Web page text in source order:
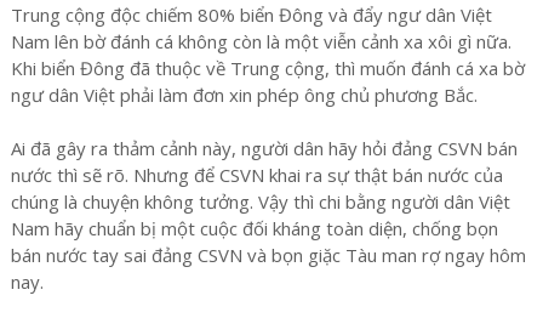
Trung cộng độc chiếm 80% biển Đông và đẩy ngư dân Việt
Nam lên bờ đánh cá không còn là một viễn cảnh xa xôi gì nữa.
Khi biển Đông đã thuộc về Trung cộng, thì muốn đánh cá xa bờ
ngư dân Việt phải làm đơn xin phép ông chủ phương Bắc.
Ai đã gây ra thảm cảnh này, người dân hãy hỏi đảng CSVN bán
nước thì sẽ rõ. Nhưng để CSVN khai ra sự thật bán nước của
chúng là chuyện không tưởng. Vậy thì chi bằng người dân Việt
Nam hãy chuẩn bị một cuộc đối kháng toàn diện, chống bọn
bán nước tay sai đảng CSVN và bọn giặc Tàu man rợ ngay hôm
nay.